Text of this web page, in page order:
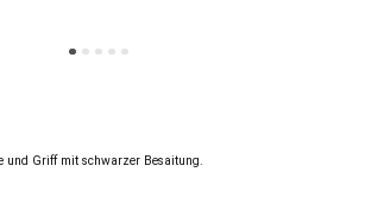
und Griff mit schwarzer Besaitung.